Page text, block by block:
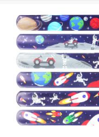
Markér slap